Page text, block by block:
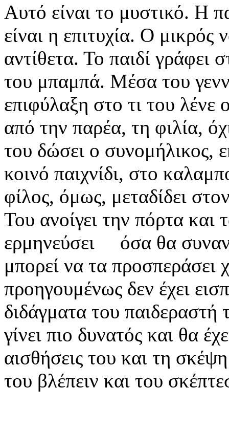
Αυτό είναι το μυστικό. Η
είναι η επιτυχία. Ο μικρός
αντίθετα. Το παιδί γράφει
του μπαμπά. Μέσα του
επιφύλαξη στο τι του λένε
από την παρέα, τη φιλία,
του δώσει ο συνομήλικος,
κοινό παιχνίδι, στο
φίλος, όμως, μεταδίδει
Του ανοίγει την πόρτα
ερμηνεύσει όσα θα
μπορεί να τα προσπεράσει
προηγουμένως δεν έχει
διδάγματα του
γίνει πιο δυνατός και θα
αισθήσεις του και τη
του βλέπειν και του